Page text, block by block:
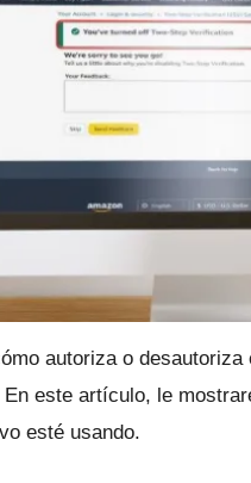
autoriza o desautoriza
En este artículo, le
esté usando.